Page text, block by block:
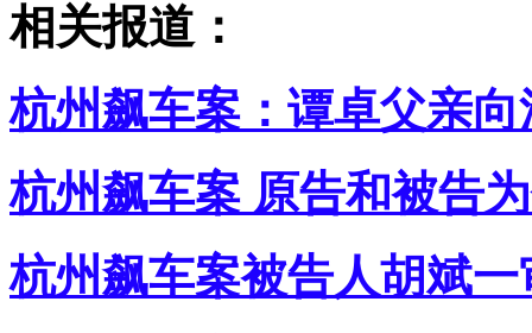
相关报道：
杭州飙车案：谭卓父亲
杭州飙车案 原告和被告
杭州飙车案被告人胡斌